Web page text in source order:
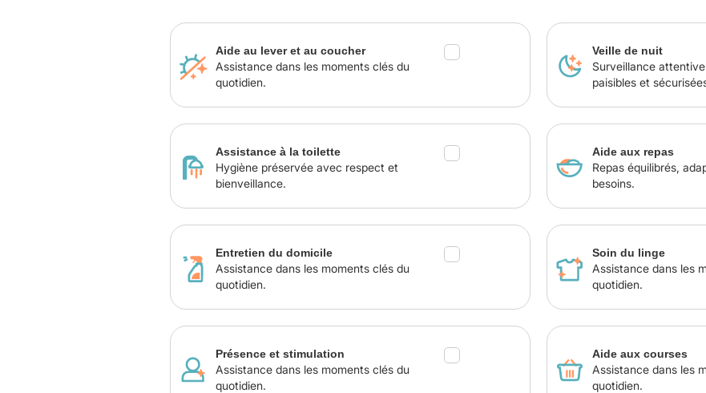
Aide au lever et au coucher
Assistance dans les moments clés du
quotidien.
Veille de nuit
Surveillance
paisibles et
Assistance à la toilette
Hygiène préservée avec respect et
bienveillance.
Aide aux repas
Repas équilibrés,
besoins.
Entretien du domicile
Assistance dans les moments clés du
quotidien.
Soin du linge
Assistance dans les
quotidien.
Présence et stimulation
Assistance dans les moments clés du
quotidien.
Aide aux courses
Assistance dans les
quotidien.